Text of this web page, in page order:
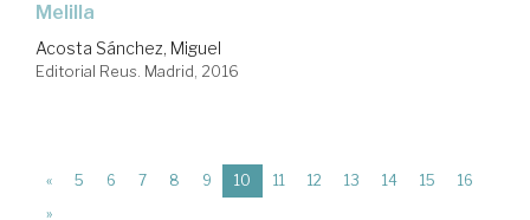
Melilla
Acosta Sánchez, Miguel
Editorial Reus. Madrid, 2016
« 5 6 7 8 9 10 (current)
11 12 13 14 15
16
»